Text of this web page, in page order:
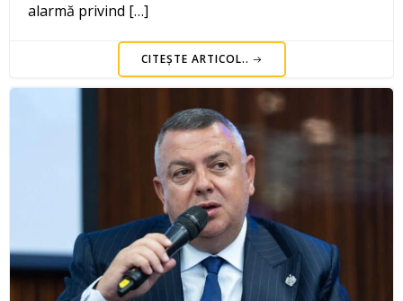
alarmă privind […]
CITEȘTE ARTICOL..